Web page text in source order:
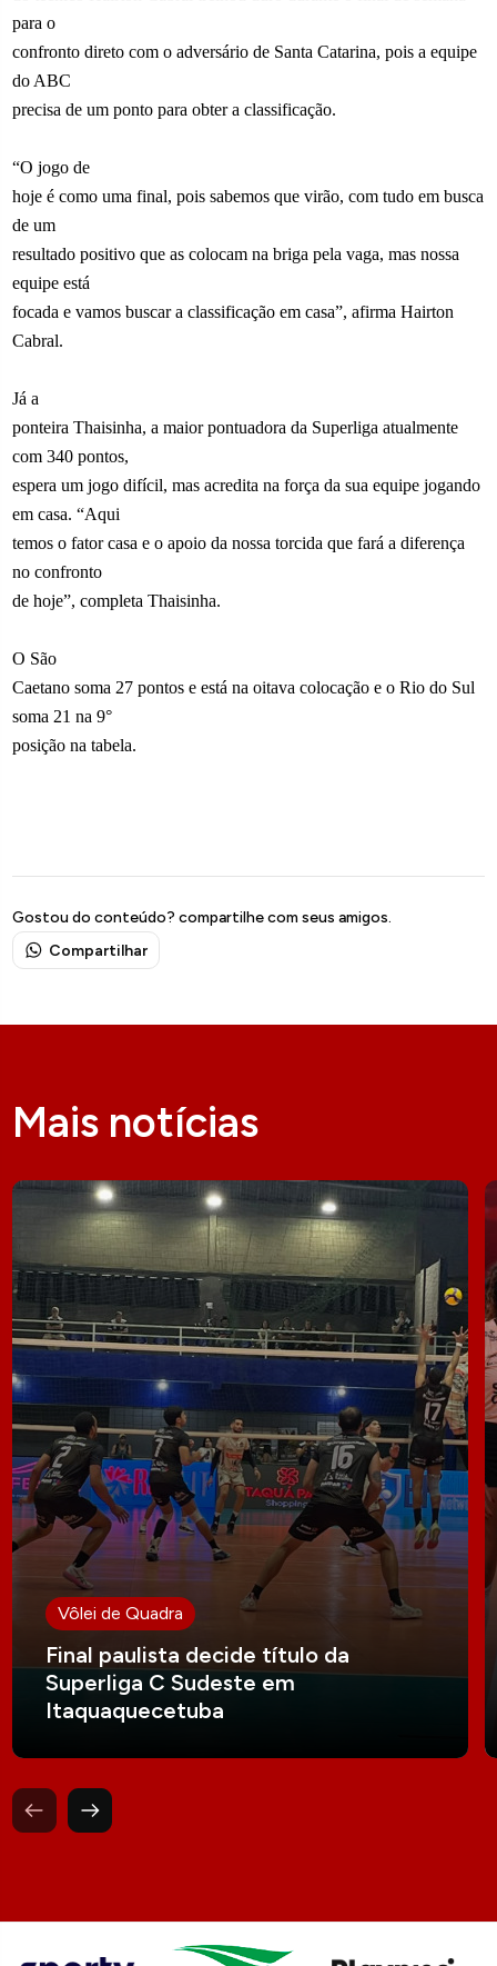
para o
confronto direto com o adversário de Santa Catarina, pois a equipe
do ABC
precisa de um ponto para obter a classificação.
“O jogo de
hoje é como uma final, pois sabemos que virão, com tudo em busca
de um
resultado positivo que as colocam na briga pela vaga, mas nossa
equipe está
focada e vamos buscar a classificação em casa”, afirma Hairton
Cabral.
Já a
ponteira Thaisinha, a maior pontuadora da Superliga atualmente
com 340 pontos,
espera um jogo difícil, mas acredita na força da sua equipe jogando
em casa. “Aqui
temos o fator casa e o apoio da nossa torcida que fará a diferença
no confronto
de hoje”, completa Thaisinha.
O São
Caetano soma 27 pontos e está na oitava colocação e o Rio do Sul
soma 21 na 9°
posição na tabela.
Gostou do conteúdo? compartilhe com seus amigos.
Compartilhar
Mais notícias
Vôlei de Quadra
Final paulista decide título da
Superliga C Sudeste em
Itaquaquecetuba